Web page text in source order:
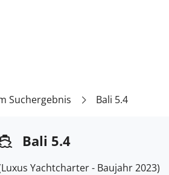
Suchergebnis Bali 5.4
Bali 5.4
Yachtcharter - Baujahr 2023)